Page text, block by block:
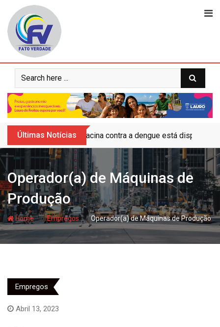
content
Últimas Notícias Vacina contra a dengue está
Operador(a) de Máquinas de
Produção
Home- hjEmpregos- hjOperador(a) de Máquinas de Produção
Empregos
Abril 13, 2023